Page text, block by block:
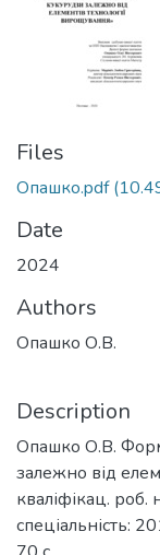
Files
Опашко.pdf
Date
2024
Authors
Опашко О.В.
Description
Опашко О.В.
залежно від
кваліфікац. роб.
спеціальність: